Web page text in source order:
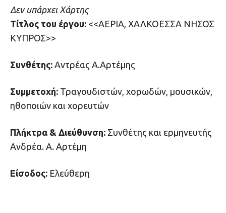
Δεν υπάρχει Χάρτης
Τίτλος του έργου: <<ΑΕΡΙΑ, ΧΑΛΚΟΕΣΣΑ ΝΗΣΟΣ
ΚΥΠΡΟΣ>>
Συνθέτης: Αντρέας Α.Αρτέμης
Συμμετοχή: Τραγουδιστών, χορωδών, μουσικών,
ηθοποιών και χορευτών
Πλήκτρα & Διεύθυνση: Συνθέτης και ερμηνευτής
Ανδρέα. Α. Αρτέμη
Είσοδος: Ελεύθερη